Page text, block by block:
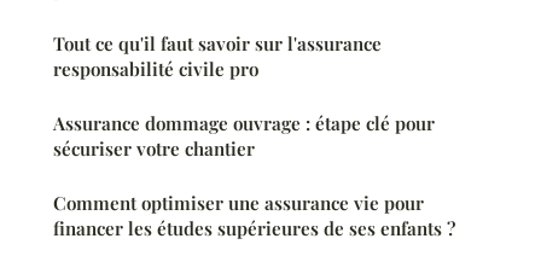
Tout ce qu'il faut savoir sur l'assurance
responsabilité civile pro
Assurance dommage ouvrage : étape clé pour
sécuriser votre chantier
Comment optimiser une assurance vie pour
financer les études supérieures de ses enfants ?